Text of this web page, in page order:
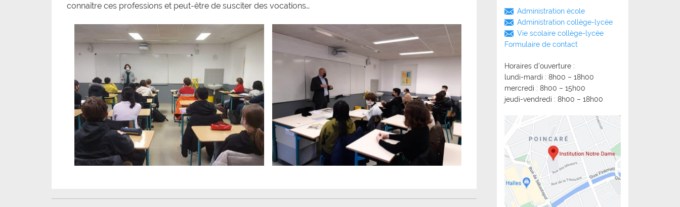
connaître ces professions et peut-être de susciter des vocations…
Administration école
Administration collège-lycée
Vie scolaire collège-lycée
Formulaire de contact
Horaires d’ouverture :
lundi-mardi : 8h00 – 18h00
mercredi : 8h00 – 15h00
jeudi-vendredi : 8h00 – 18h00